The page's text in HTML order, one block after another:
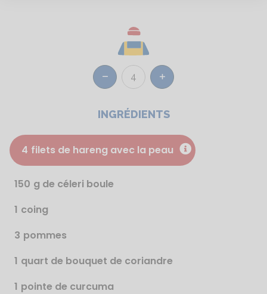
Réduire 4 Augmenter
INGRÉDIENTS
4 filets de hareng avec la peau
150 g de céleri boule
1 coing
3 pommes
1 quart de bouquet de coriandre
1 pointe de curcuma